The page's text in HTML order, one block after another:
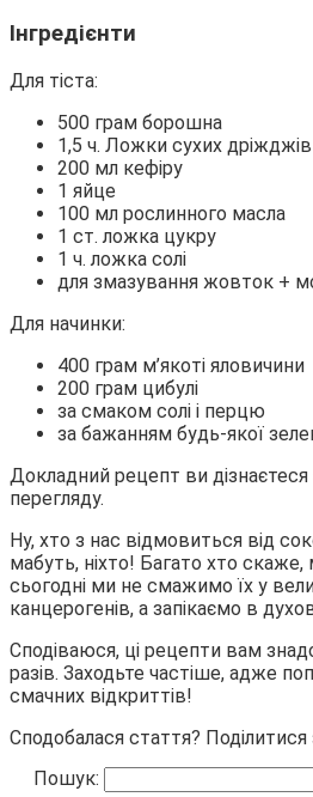
Інгредієнти
Для тіста:
500 грам борошна
1,5 ч. Ложки сухих дріжджів
200 мл кефіру
1 яйце
100 мл рослинного масла
1 ст. ложка цукру
1 ч. ложка солі
для змазування жовток +
Для начинки:
400 грам м’якоті яловичини
200 грам цибулі
за смаком солі і перцю
за бажанням будь-якої
Докладний рецепт ви
перегляду.
Ну, хто з нас відмовиться від
мабуть, ніхто! Багато хто
сьогодні ми не смажимо їх у
канцерогенів, а запікаємо в
Сподіваюся, ці рецепти вам
разів. Заходьте частіше, адже
смачних відкриттів!
Сподобалася стаття?
Пошук: